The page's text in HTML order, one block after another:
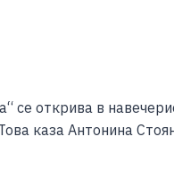
се открива в
каза Антонина